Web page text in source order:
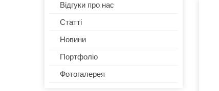
Відгуки про нас
Статті
Новини
Портфоліо
Фотогалерея